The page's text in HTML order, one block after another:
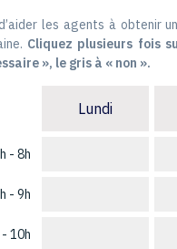
les agents à obtenir
Cliquez plusieurs fois
», le gris à « non ».
- 8h
- 9h
10h
Lundi